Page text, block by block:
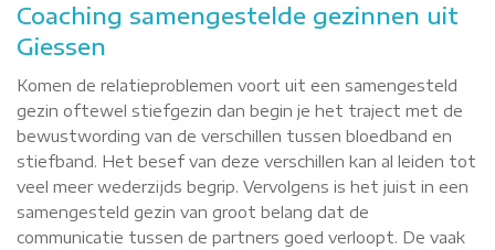
Coaching samengestelde gezinnen uit
Giessen
Komen de relatieproblemen voort uit een samengesteld
gezin oftewel stiefgezin dan begin je het traject met de
bewustwording van de verschillen tussen bloedband en
stiefband. Het besef van deze verschillen kan al leiden tot
veel meer wederzijds begrip. Vervolgens is het juist in een
samengesteld gezin van groot belang dat de
communicatie tussen de partners goed verloopt. De vaak